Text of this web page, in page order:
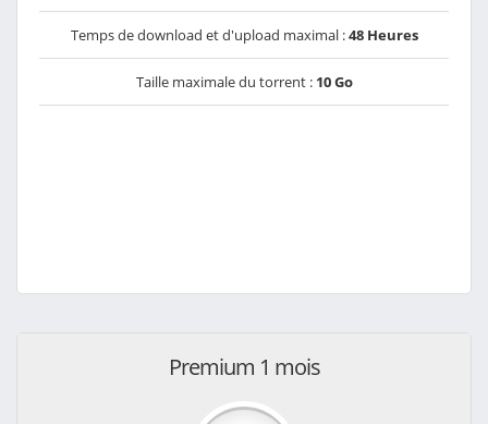
Temps de download et d'upload maximal :48 Heures
Taille maximale du torrent : 10 Go
Premium 1 mois